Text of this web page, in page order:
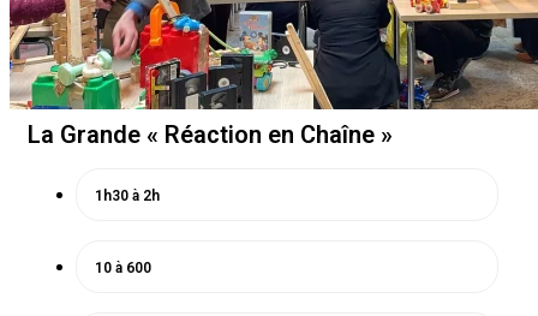
La Grande « Réaction en Chaîne »
1h30 à 2h
10 à 600